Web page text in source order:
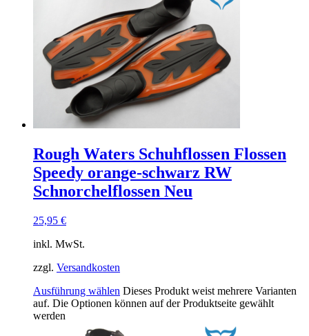
Rough Waters Schuhflossen Flossen
Speedy orange-schwarz RW
Schnorchelflossen Neu
25,95 €
inkl. MwSt.
zzgl. Versandkosten
Ausführung wählen Dieses Produkt weist mehrere Varianten
auf. Die Optionen können auf der Produktseite gewählt
werden